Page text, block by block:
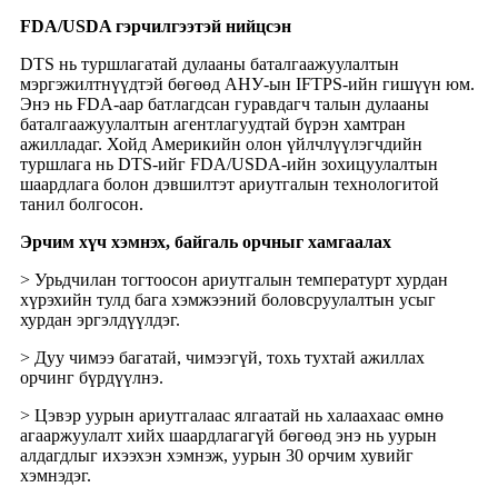
FDA/USDA гэрчилгээтэй нийцсэн
DTS нь туршлагатай дулааны баталгаажуулалтын
мэргэжилтнүүдтэй бөгөөд АНУ-ын IFTPS-ийн гишүүн юм.
Энэ нь FDA-аар батлагдсан гуравдагч талын дулааны
баталгаажуулалтын агентлагуудтай бүрэн хамтран
ажилладаг. Хойд Америкийн олон үйлчлүүлэгчдийн
туршлага нь DTS-ийг FDA/USDA-ийн зохицуулалтын
шаардлага болон дэвшилтэт ариутгалын технологитой
танил болгосон.
Эрчим хүч хэмнэх, байгаль орчныг хамгаалах
> Урьдчилан тогтоосон ариутгалын температурт хурдан
хүрэхийн тулд бага хэмжээний боловсруулалтын усыг
хурдан эргэлдүүлдэг.
> Дуу чимээ багатай, чимээгүй, тохь тухтай ажиллах
орчинг бүрдүүлнэ.
> Цэвэр уурын ариутгалаас ялгаатай нь халаахаас өмнө
агааржуулалт хийх шаардлагагүй бөгөөд энэ нь уурын
алдагдлыг ихээхэн хэмнэж, уурын 30 орчим хувийг
хэмнэдэг.